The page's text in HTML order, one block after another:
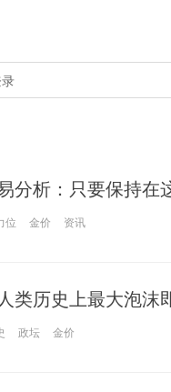
录
分析：只要保持在
位 金价 资讯
类历史上最大泡沫
空
政坛 金价